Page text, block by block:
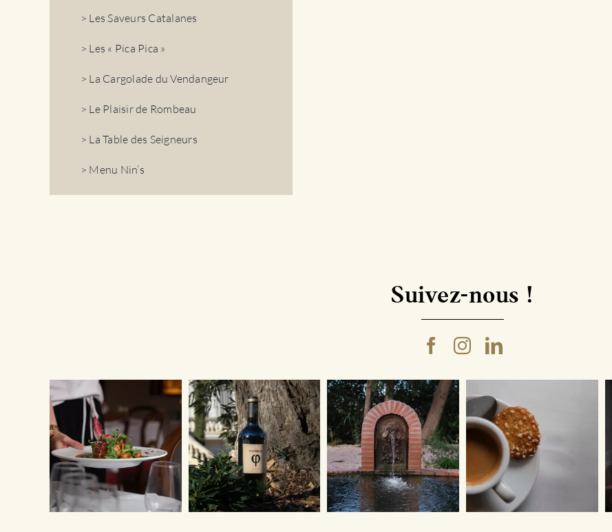
> Les Saveurs Catalanes
> Les « Pica Pica »
> La Cargolade du Vendangeur
> Le Plaisir de Rombeau
> La Table des Seigneurs
> Menu Nin’s
Suivez-nous !